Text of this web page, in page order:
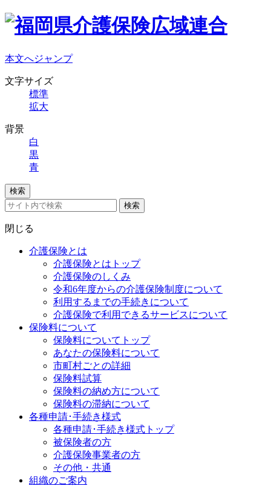
本文へジャンプ
文字サイズ
標準
拡大
背景
白
黒
青
検索
検索
閉じる
介護保険とは
介護保険とはトップ
介護保険のしくみ
令和6年度からの介護保険制度について
利用するまでの手続きについて
介護保険で利用できるサービスについて
保険料について
保険料についてトップ
あなたの保険料について
市町村ごとの詳細
保険料試算
保険料の納め方について
保険料の滞納について
各種申請･手続き様式
各種申請･手続き様式トップ
被保険者の方
介護保険事業者の方
その他・共通
組織のご案内